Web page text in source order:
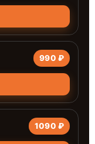
990 ₽
1090 ₽